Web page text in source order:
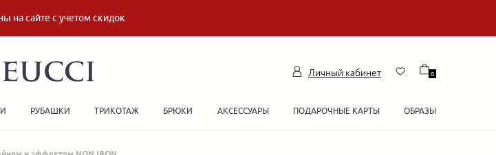
на сайте с учетом скидок
Личный кабинет 0
РУБАШКИ ТРИКОТАЖ БРЮКИ АКСЕССУАРЫ ПОДАРОЧНЫЕ КАРТЫ ОБРАЗЫ